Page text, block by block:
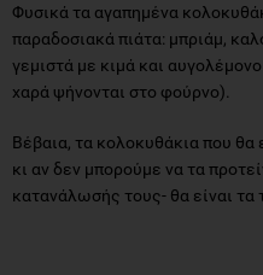
Φυσικά τα αγαπημένα
παραδοσιακά πιάτα: μπριάμ,
γεμιστά με κιμά και
χαρά ψήνονται στο φούρνο).
Βέβαια, τα κολοκυθάκια που θα
κι αν δεν μπορούμε να τα
κατανάλωσής τους- θα είναι τα